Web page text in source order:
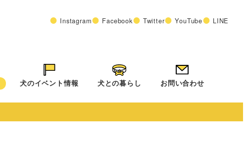
Instagram Facebook Twitter YouTube LINE
犬のイベント情報 犬との暮らし お問い合わせ